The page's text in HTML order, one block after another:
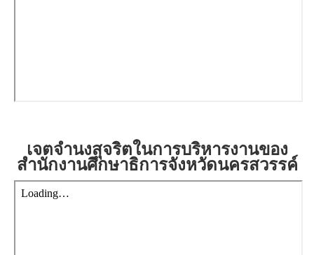
เจตจำนงสุจริตในการบริหารงานของ
สำนักงานศึกษาธิการจังหวัดนครสวรรค์